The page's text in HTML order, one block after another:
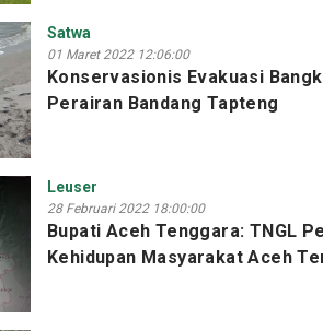
Satwa
01 Maret 2022 12:06:00
Konservasionis Evakuasi
Perairan Bandang Tapteng
Leuser
28 Februari 2022 18:00:00
Bupati Aceh Tenggara: TNGL
Kehidupan Masyarakat Aceh